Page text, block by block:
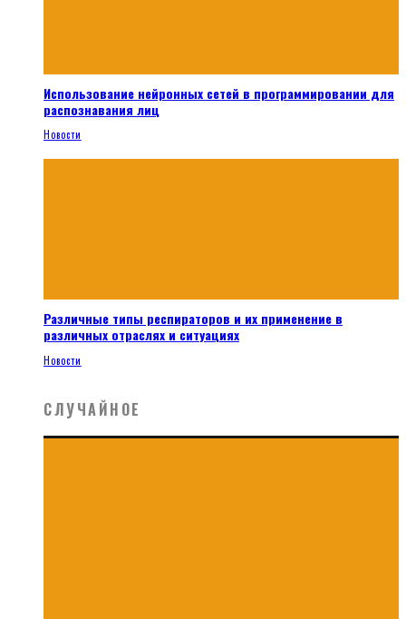
Использование нейронных сетей в программировании для
распознавания лиц
Новости
Различные типы респираторов и их применение в
различных отраслях и ситуациях
Новости
СЛУЧАЙНОЕ